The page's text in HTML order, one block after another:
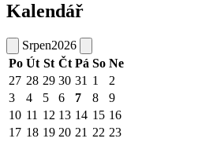
Kalendář
Srpen2026
Po Út St Čt Pá So Ne
27 28 29 30 31 1
2
3
4 5 6 7 8
9
10 11 12 13 14 15 16
17 18 19 20 21 22 23